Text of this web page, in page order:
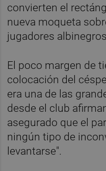
convierten el
nueva moqueta
jugadores
El poco margen de
colocación del
era una de las
desde el club
asegurado que el
ningún tipo de
levantarse".